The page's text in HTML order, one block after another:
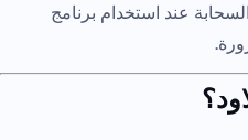
عند استخدام برنامج